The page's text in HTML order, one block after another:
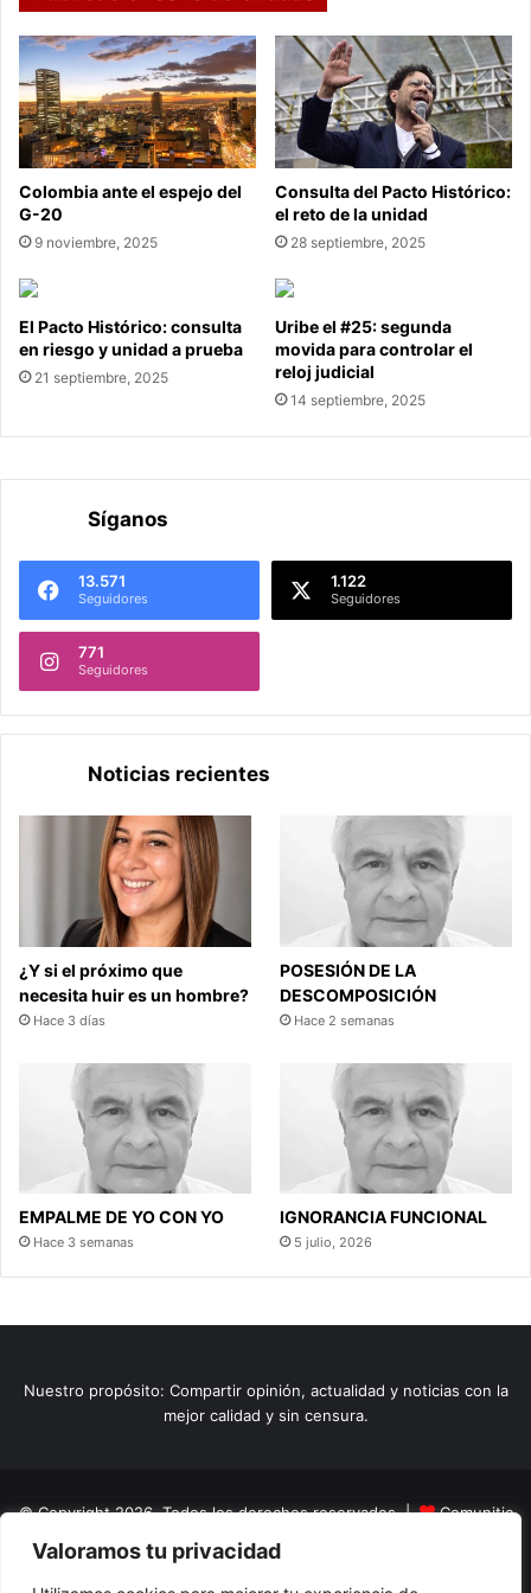
Valoramos tu privacidad
Colombia ante el espejo del
G-20
9 noviembre, 2025
Consulta del Pacto Histórico:
el reto de la unidad
28 septiembre, 2025
El Pacto Histórico: consulta
en riesgo y unidad a prueba
21 septiembre, 2025
Uribe el #25: segunda
movida para controlar el
reloj judicial
14 septiembre, 2025
Síganos
13.571
Seguidores
1.122
Seguidores
771
Seguidores
Noticias recientes
¿Y si el próximo que
necesita huir es un hombre?
Hace 3 días
POSESIÓN DE LA
DESCOMPOSICIÓN
Hace 2 semanas
EMPALME DE YO CON YO
Hace 3 semanas
IGNORANCIA FUNCIONAL
5 julio, 2026
Nuestro propósito: Compartir opinión, actualidad y noticias con la
mejor calidad y sin censura.
© Copyright 2026, Todos los derechos reservados |
Comunitic
SAS BICNit 901228106
Home
Actualidad Variedades Opinion Turismo